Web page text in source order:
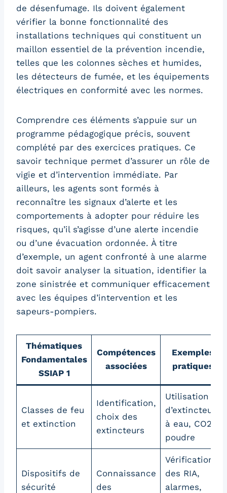
de désenfumage. Ils doivent également
vérifier la bonne fonctionnalité des
installations techniques qui constituent un
maillon essentiel de la prévention incendie,
telles que les colonnes sèches et humides,
les détecteurs de fumée, et les équipements
électriques en conformité avec les normes.
Comprendre ces éléments s’appuie sur un
programme pédagogique précis, souvent
complété par des exercices pratiques. Ce
savoir technique permet d’assurer un rôle de
vigie et d’intervention immédiate. Par
ailleurs, les agents sont formés à
reconnaître les signaux d’alerte et les
comportements à adopter pour réduire les
risques, qu’il s’agisse d’une alerte incendie
ou d’une évacuation ordonnée. À titre
d’exemple, un agent confronté à une alarme
doit savoir analyser la situation, identifier la
zone sinistrée et communiquer efficacement
avec les équipes d’intervention et les
sapeurs-pompiers.
Thématiques
Fondamentales
SSIAP 1
Compétences
associées
Exemples
pratiques
Classes de feu
et extinction
Identification,
choix des
extincteurs
Utilisation
d’extincteurs
à eau, CO2,
poudre
Dispositifs de
sécurité
Connaissance
des
Vérification
des RIA,
alarmes,